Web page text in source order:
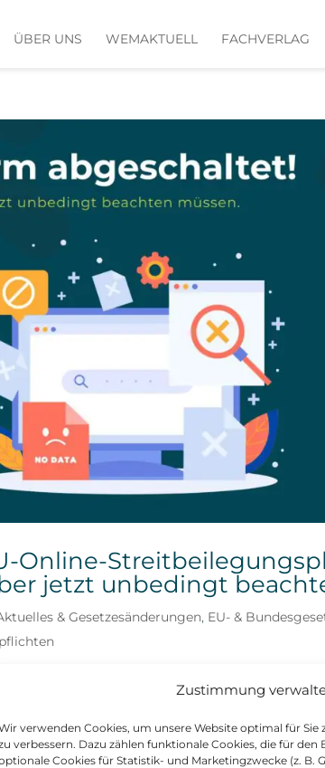
Zustimmung
verwenden Cookies, um unsere Website optimal für Sie
verbessern. Dazu zählen funktionale Cookies, die für
Cookies für Statistik- und Marketingzwecke (z. B.
ÜBER UNS WEMAKTUELL FACHVERLAG
Online-
jetzt unbedingt
& Gesetzesänderungen, EU- &
der Online-
zum 20. Juli 2025 endgültig deaktiviert.
Dienstleister, Shops und Agenturen –